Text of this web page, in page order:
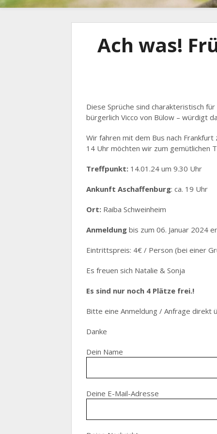
Ach was!
Diese Sprüche sind charakteristisch
bürgerlich Vicco von Bülow – würdigt
Wir fahren mit dem Bus nach
14 Uhr möchten wir zum gemütlichen
Treffpunkt: 14.01.24 um 9.30 Uhr
Ankunft Aschaffenburg: ca. 19 Uhr
Ort: Raiba Schweinheim
Anmeldung bis zum 06. Januar 2024
Eintrittspreis: 4€ / Person (bei einer
Es freuen sich Natalie & Sonja
Es sind nur noch 4 Plätze frei.!
Bitte eine Anmeldung / Anfrage direkt
Danke
Dein Name
Deine E-Mail-Adresse